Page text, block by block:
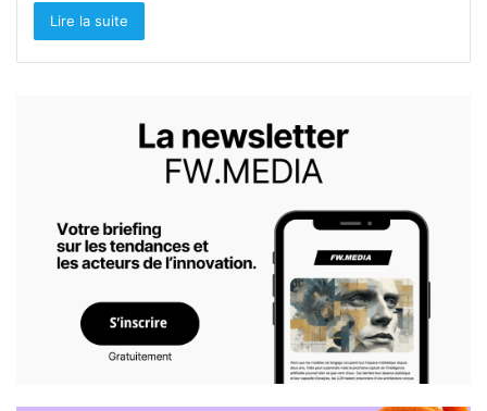
Lire la suite